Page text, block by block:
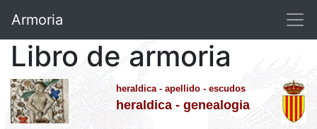
Armoria
Libro de armoria
heraldica - apellido - escudos
heraldica - genealogia